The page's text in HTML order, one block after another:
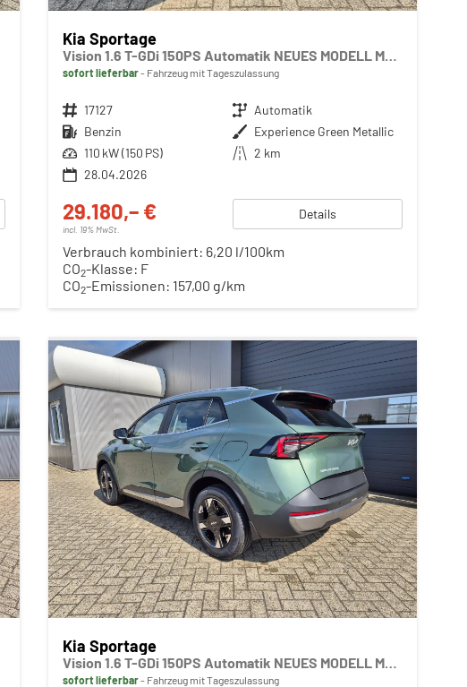
Kia Sportage
Vision 1.6 T-GDi 150PS Automatik NEUES MODELL MY26 FACELIFT Sitzheizung Lenkradheizung Klimaautomatik Navi Bluetooth Touchscreen Apple CarPlay Android Auto PDC v+h 17"LM Rückf.Kamera ACC 2x Keyless
sofort lieferbar Fahrzeug mit Tageszulassung
Fahrzeugnr. 17127 Getriebe Automatik
Kraftstoff Benzin Außenfarbe Experience Green Metallic
Leistung 110 kW (150 PS) Kilometerstand 2 km
28.04.2026
29.180,– €
incl. 19% MwSt.
Details
Verbrauch kombiniert: 6,20 l/100km
CO2-Klasse: F
CO2-Emissionen: 157,00 g/km
Kia Sportage
Vision 1.6 T-GDi 150PS Automatik NEUES MODELL MY26 FACELIFT Sitzheizung Lenkradheizung Klimaautomatik Navi Bluetooth Touchscreen Apple CarPlay Android Auto PDC v+h 17"LM Rückf.Kamera ACC 2x Keyless
sofort lieferbar Fahrzeug mit Tageszulassung